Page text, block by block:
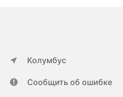
Колумбус
Сообщить об ошибке